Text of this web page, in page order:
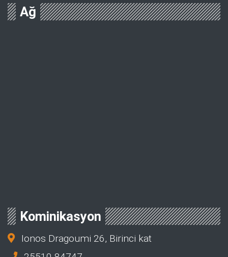
Ağ
Kominikasyon
Ionos Dragoumi 26, Birinci kat